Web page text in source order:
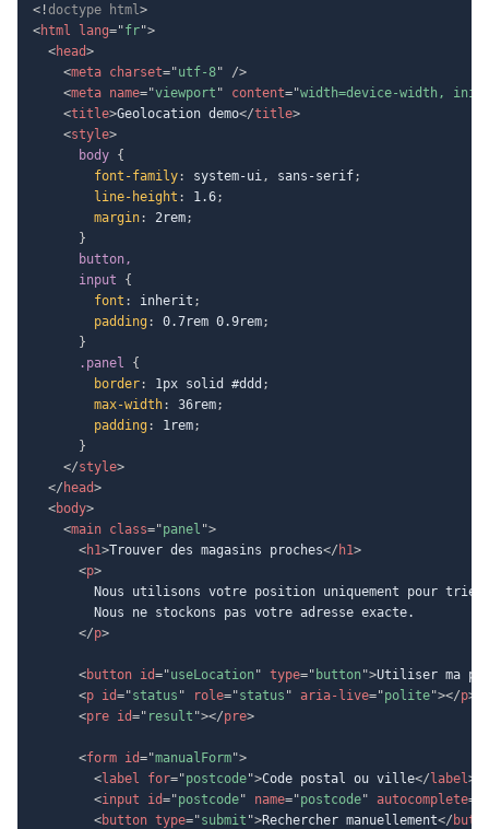
<!doctype html>
<html lang="fr">
<head>
<meta charset="utf-8"
/>
<meta name="viewport " content="width=device-width,
<title>Geolocation demo</title>
<style>
body {
font-family: system-ui, sans-serif;
line-height : 1.6;
margin: 2rem;
}
button,
      input
{
font : inherit ;
padding: 0.7rem 0.9rem;
}
.panel
{
border: 1px solid #ddd ;
max-width: 36rem;
padding: 1rem;
}
</style>
</ head>
<body>
<main class="panel ">
<h1>Trouver des magasins proches</ h1>
<p>
Nous utilisons votre position uniquement pour trier
        Nous ne stockons pas votre adresse exacte.
</p>
<button id="useLocation" type=" button">Utiliser ma
<p id="status " role="status " aria-live="polite"></p>
<pre id=" result "></pre>
<form id="manualForm">
<label for="postcode">Code postal ou ville</ label>
<input id="postcode" name="postcode" autocomplete=
<button type="submit ">Rechercher manuellement</